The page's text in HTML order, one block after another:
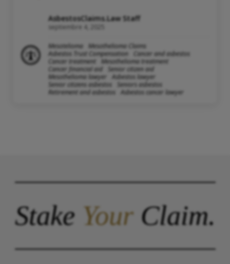
AsbestosClaims.Law Staff
septiembre 4, 2025
Mesotelioma
Mesothelioma Claims
Asbestos Trust Compensation
Cancer and asbestos
Cancer treatment
Mesothelioma treatment
Cancer financial aid
Senior citizen aid
Mesothelioma lawyer
Asbestos lawyer
Senior citizens asbestos
Seniors asbestos
Retirement and asbestos
Asbestos cancer lawyer
StakeYourClaim.